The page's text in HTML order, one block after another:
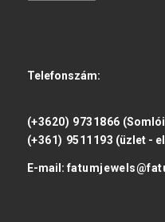
Telefonszám:
(+3620) 9731866
(+361) 9511193 (üzlet -
E-mail: